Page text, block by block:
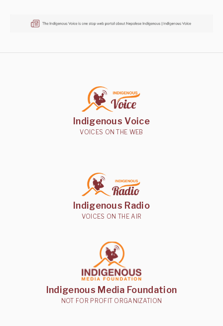
Indigenous Voice
VOICES ON THE WEB
Indigenous Radio
VOICES ON THE AIR
Indigenous Media Foundation
NOT FOR PROFIT ORGANIZATION